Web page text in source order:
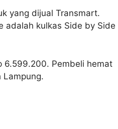
yang dijual Transmart.
adalah kulkas Side by Side
6.599.200. Pembeli hemat
Lampung.